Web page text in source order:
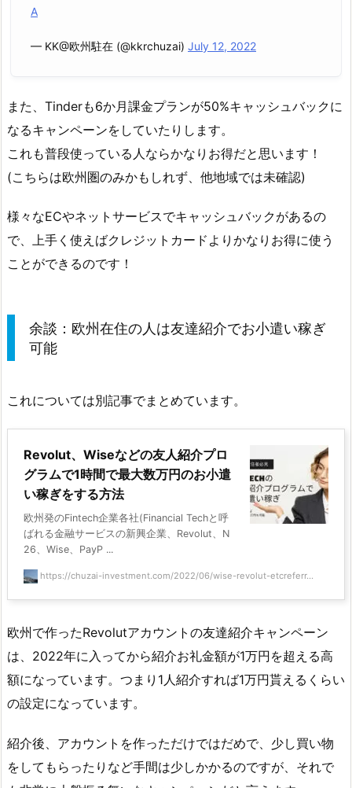
A
— KK@欧州駐在 (@kkrchuzai) July 12, 2022
また、 Tinderも6か月課金プランが50%キャッシュバックに
なるキャンペーンをしていたりします。
これも普段使っている人ならかなりお得だと思います！
(こちらは欧州圏のみかもしれず、他地域では未確認)
様々なECやネットサービスでキャッシュバックがあるの
で、上手く使えばクレジットカードよりかなりお得に使う
ことができるのです！
余談：欧州在住の人は友達紹介でお小遣い稼ぎ
可能
これについては別記事でまとめています。
Revolut、Wiseなどの友人紹介プロ
グラムで1時間で最大数万円のお小遣
い稼ぎをする方法
欧州発のFintech企業各社(Financial Techと呼
ばれる金融サービスの新興企業、Revolut、N
26、Wise、PayP ...
https://chuzai-investment.com/2022/06/wise-revolut-etcreferr...
欧州で作ったRevolutアカウントの友達紹介キャンペーン
は、2022年に入ってから紹介お礼金額が1万円を超える高
額になっています。つまり1人紹介すれば1万円貰えるくらい
の設定になっています。
紹介後、アカウントを作っただけではだめで、少し買い物
をしてもらったりなど手間は少しかかるのですが、それで